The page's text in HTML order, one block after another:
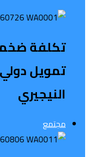
تكلفة
تمويل دولي
النيجيري
مجتمع